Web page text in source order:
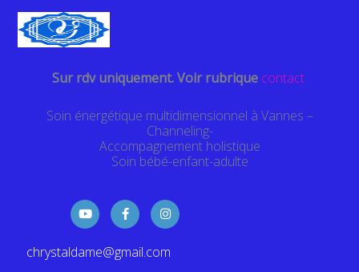
Sur rdv uniquement. Voir rubrique contact
Soin énergétique multidimensionnel à Vannes –
Channeling-
Accompagnement holistique
Soin bébé-enfant-adulte
Y
o
u
u
F
a
c
b
I
n
s
a
chrystaldame@gmail.com